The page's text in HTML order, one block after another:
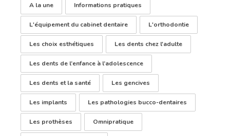
A la une Informations pratiques
L'équipement du cabinet dentaire L'orthodontie
Les choix esthétiques Les dents chez l'adulte
Les dents de l’enfance à l’adolescence
Les dents et la santé Les gencives
Les implants Les pathologies bucco-dentaires
Les prothèses Omnipratique